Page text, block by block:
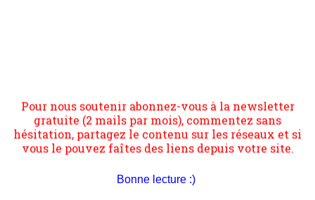
2006 lors du mouvement anti-CPE, a rendu compte de
l'actualité et de l'expérimentation à Paris 8. Il
s'occupe plus largement de rendre compte d'une
transformation dans les paradigmes philosophiques
suivant la pensée du Dehors ou du Surpli, omme la
quant à nous déjà basculé d'emblée dans la modernité
gratuite (2 mails par mois), commentez sans
hésitation, partagez le contenu sur les réseaux et si
vous le pouvez faîtes des liens depuis votre site.
Bonne lecture :)